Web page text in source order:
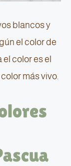
blancos y
el color de
color es el
más vivo.